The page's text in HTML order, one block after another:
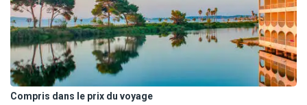
Compris dans le prix du voyage